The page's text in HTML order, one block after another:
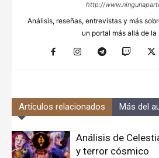
http://
Análisis, reseñas, entrevistas y más
un portal más allá de la
Artículos relacionados Más del
Análisis de
y terror cósmico